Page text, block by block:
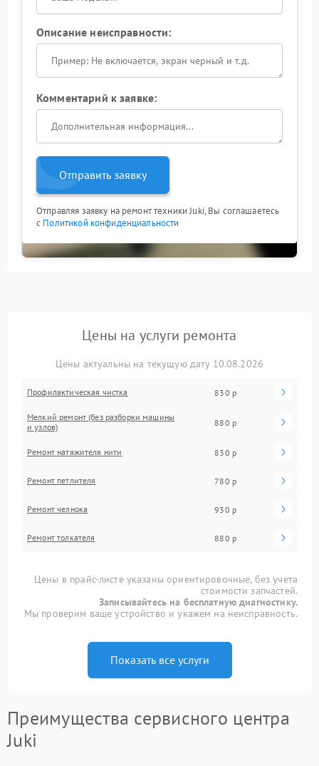
Описание неисправности:
Комментарий к заявке:
Отправить заявку
Отправляя заявку на ремонт техники Juki, Вы соглашаетесь
с Политикой конфиденциальности
Цены на услуги ремонта
Цены актуальны на текущую дату 10.08.2026
Профилактическая чистка 830 р
Мелкий ремонт (без разборки машины
и узлов)
880 р
Ремонт натяжителя нити 830 р
Ремонт петлителя 780 р
Ремонт челнока 930 р
Ремонт толкателя 880 р
Цены в прайс-листе указаны ориентировочные, без учета
стоимости запчастей.
Записывайтесь на бесплатную диагностику.
Мы проверим ваше устройство и укажем на неисправность.
Показать все услуги
Преимущества сервисного центра
Juki